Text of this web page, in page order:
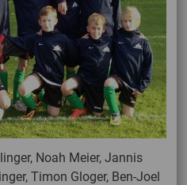
Noah Meier, Jannis
Timon Gloger, Ben-Joel